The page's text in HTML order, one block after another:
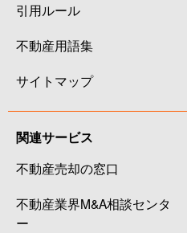
引用ルール
不動産用語集
サイトマップ
関連サービス
不動産売却の窓口
不動産業界M&A相談センタ
ー